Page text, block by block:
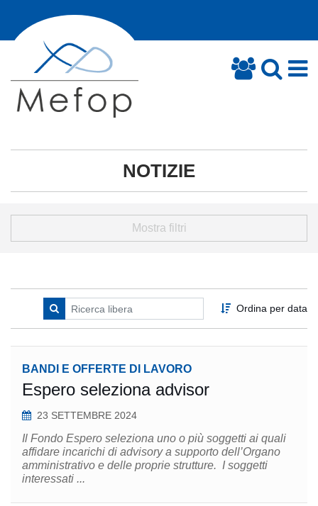
NOTIZIE
Mostra filtri
Ordina per data
BANDI E OFFERTE DI LAVORO
Espero seleziona advisor
23 SETTEMBRE 2024
Il Fondo Espero seleziona uno o più soggetti ai quali
affidare incarichi di advisory a supporto dell’Organo
amministrativo e delle proprie strutture. I soggetti
interessati ...